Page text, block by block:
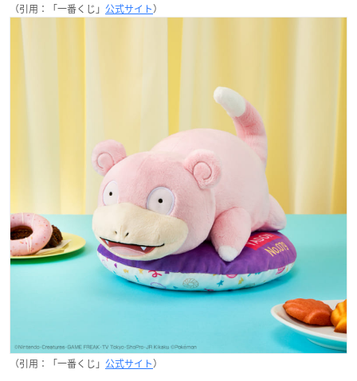
（引用：「一番くじ」 公式サイト）
（引用：「一番くじ」 公式サイト）